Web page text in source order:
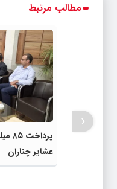
مطالب مرتبط
عشایر چناران
‹